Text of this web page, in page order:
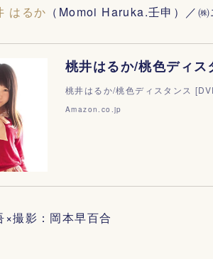
はるか （Momoi Haruka.壬申）／
桃井はるか/桃色ディ
桃井はるか/桃色ディスタンス
Amazon.co.jp
×撮影：岡本早百合